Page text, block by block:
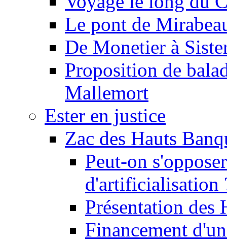
Le pont de
De Monetier à
Proposition de
Mallemort
Ester en justice
Zac des Hauts
Peut-on
d'artificialisation
Présentation des
Financement